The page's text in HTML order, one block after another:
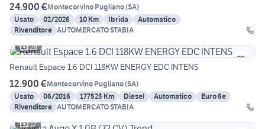
24.900 €Montecorvino Pugliano(SA)
Usato
02/2026 10 Km Ibrida
Automatico
Rivenditore AUTOMERCATO STABIA
28
Renault Espace 1.6 DCI 118KW ENERGY EDC INTENS
12.900 €Montecorvino Pugliano(SA)
Usato
06/2016 177525 Km Diesel Automatico
Euro 6e
Rivenditore AUTOMERCATO STABIA
17